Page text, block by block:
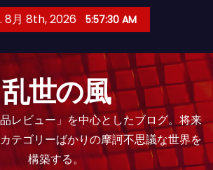
8月 8th, 2026 5:57:31 AM
乱世の風
レビュー」を中心としたブログ。将来
テゴリーばかりの摩訶不思議な世界を
構築する。